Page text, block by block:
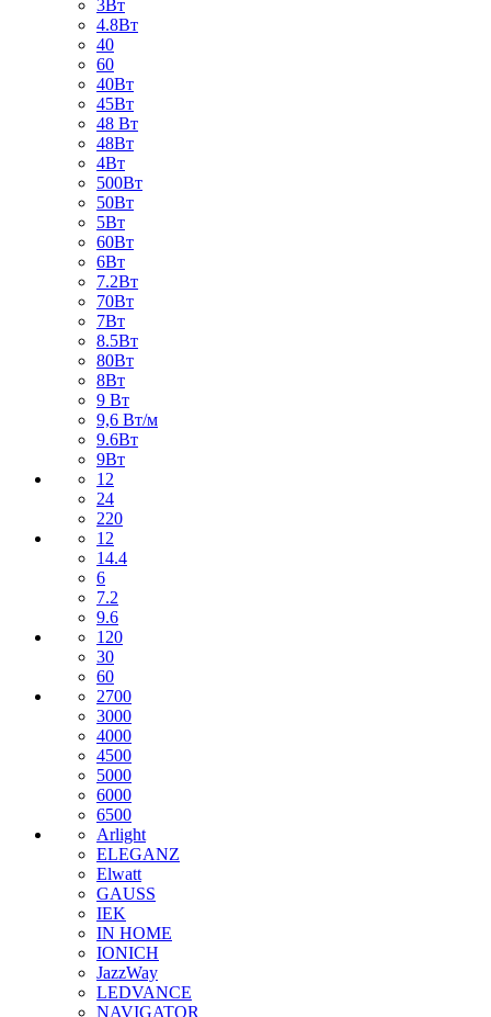
3Вт
4.8Вт
40
60
40Вт
45Вт
48 Вт
48Вт
4Вт
500Вт
50Вт
5Вт
60Вт
6Вт
7.2Вт
70Вт
7Вт
8.5Вт
80Вт
8Вт
9 Вт
9,6 Вт/м
9.6Вт
9Вт
12
24
220
12
14.4
6
7.2
9.6
120
30
60
2700
3000
4000
4500
5000
6000
6500
Arlight
ELEGANZ
Elwatt
GAUSS
IEK
IN HOME
IONICH
JazzWay
LEDVANCE
NAVIGATOR